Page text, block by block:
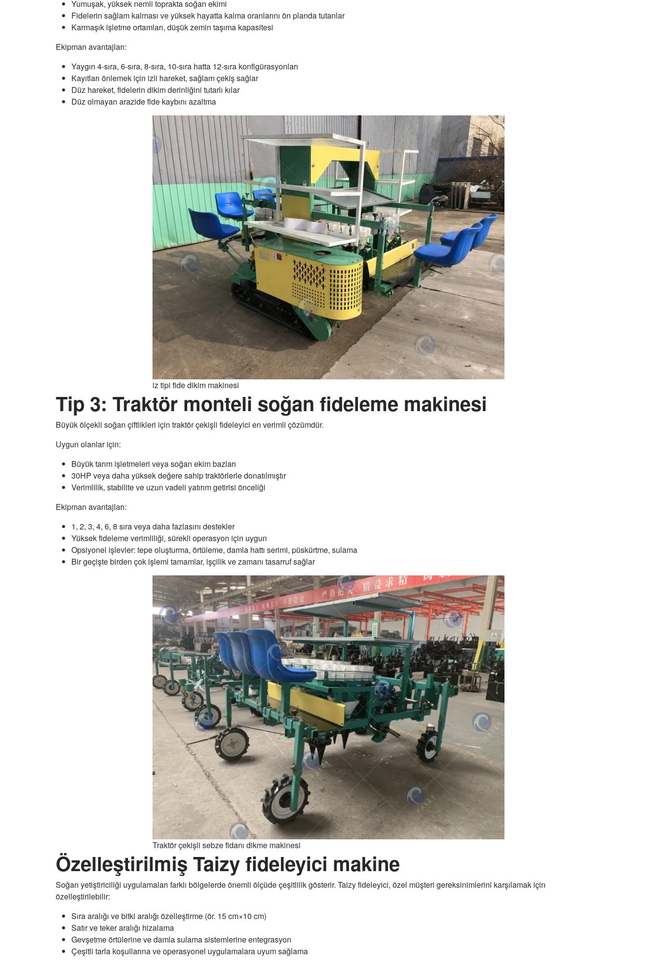
Yumuşak, yüksek nemli toprakta soğan ekimi
Fidelerin sağlam kalması ve yüksek hayatta kalma oranlarını ön planda tutanlar
Karmaşık işletme ortamları, düşük zemin taşıma kapasitesi
Ekipman avantajları:
Yaygın 4-sıra, 6-sıra, 8-sıra, 10-sıra hatta 12-sıra konfigürasyonları
Kayıtları önlemek için izli hareket, sağlam çekiş sağlar
Düz hareket, fidelerin dikim derinliğini tutarlı kılar
Düz olmayan arazide fide kaybını azaltma
iz tipi fide dikim makinesi
Tip 3: Traktör monteli soğan fideleme makinesi
Büyük ölçekli soğan çiftlikleri için traktör çekişli fideleyici en verimli çözümdür.
Uygun olanlar için:
Büyük tarım işletmeleri veya soğan ekim bazları
30HP veya daha yüksek değere sahip traktörlerle donatılmıştır
Verimlilik, stabilite ve uzun vadeli yatırım getirisi önceliği
Ekipman avantajları:
1, 2, 3, 4, 6, 8 sıra veya daha fazlasını destekler
Yüksek fideleme verimliliği, sürekli operasyon için uygun
Opsiyonel işlevler: tepe oluşturma, örtüleme, damla hattı serimi, püskürtme, sulama
Bir geçişte birden çok işlemi tamamlar, işçilik ve zamanı tasarruf sağlar
Traktör çekişli sebze fidanı dikme makinesi
Özelleştirilmiş Taizy fideleyici makine
Soğan yetiştiriciliği uygulamaları farklı bölgelerde önemli ölçüde çeşitlilik gösterir. Taizy fideleyici, özel müşteri gereksinimlerini karşılamak için
özelleştirilebilir:
Sıra aralığı ve bitki aralığı özelleştirme (ör. 15 cm×10 cm)
Satır ve teker aralığı hizalama
Gevşetme örtülerine ve damla sulama sistemlerine entegrasyon
Çeşitli tarla koşullarına ve operasyonel uygulamalara uyum sağlama